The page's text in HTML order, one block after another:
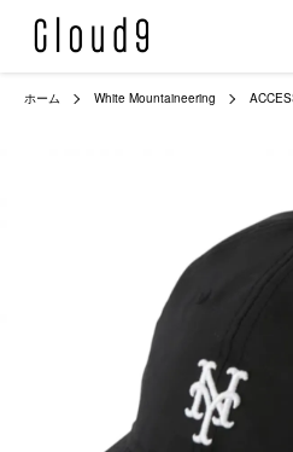
ホーム White Mountaineering